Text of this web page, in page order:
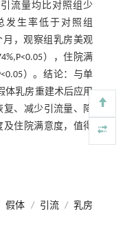
流量均比对照组少
发生率低于对照组
月，观察组乳房美观
），住院满
）。结论：与单
体乳房重建术后应用
、减少引流量、降
住院满意度，值得
假体 / 引流 / 乳房